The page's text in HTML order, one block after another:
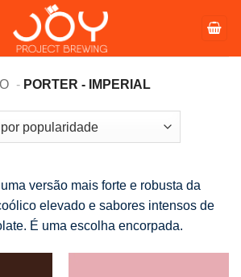
PORTER - IMPERIAL
versão mais forte e robusta da
elevado e sabores intensos de
É uma escolha encorpada.